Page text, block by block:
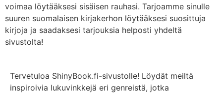
voimaa löytääksesi sisäisen rauhasi. Tarjoamme sinulle
suuren suomalaisen kirjakerhon löytääksesi suosittuja
kirjoja ja saadaksesi tarjouksia helposti yhdeltä
sivustolta!
Tervetuloa ShinyBook.fi-sivustolle! Löydät meiltä
inspiroivia lukuvinkkejä eri genreistä, jotka